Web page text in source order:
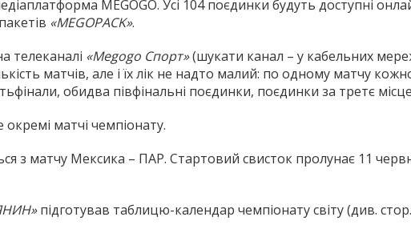
MEGOGO. Усі 104 поєдинки будуть доступні
«MEGOPACK».
телеканалі «Megogo Спорт»(шукати канал – у кабельних
матчів, але і їх лік не надто малий: по одному матчу
обидва півфінальні поєдинки, поєдинки за третє місце
матчі чемпіонату.
з матчу Мексика – ПАР. Стартовий свисток пролунає 11
підготував таблицю-календар чемпіонату світу (див.